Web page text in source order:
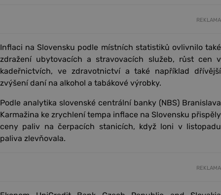
REKLAMA
Inflaci na Slovensku podle místních statistiků ovlivnilo také
zdražení ubytovacích a stravovacích služeb, růst cen v
kadeřnictvích, ve zdravotnictví a také například dřívější
zvýšení daní na alkohol a tabákové výrobky.
Podle analytika slovenské centrální banky (NBS) Branislava
Karmažina ke zrychlení tempa inflace na Slovensku přispěly
ceny paliv na čerpacích stanicích, když loni v listopadu
paliva zlevňovala.
REKLAMA